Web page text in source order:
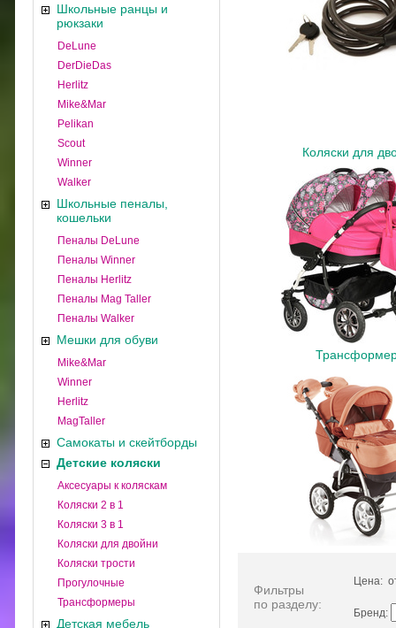
Школьные ранцы и
рюкзаки
DeLune
DerDieDas
Herlitz
Mike&Mar
Pelikan
Scout
Winner
Walker
Школьные пеналы,
кошельки
Пеналы DeLune
Пеналы Winner
Пеналы Herlitz
Пеналы Mag Taller
Пеналы Walker
Мешки для обуви
Mike&Mar
Winner
Herlitz
MagTaller
Самокаты и скейтборды
Детские коляски
Аксесуары к коляскам
Коляски 2 в 1
Коляски 3 в 1
Коляски для двойни
Коляски трости
Прогулочные
Трансформеры
Детская мебель
Коляски для
Фильтры
по разделу:
Цена:
Бренд: